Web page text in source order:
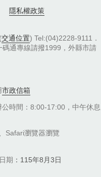
隱私權政策
交通位置) Tel:(04)2228-9111．
通專線請撥1999，外縣市請
市政信箱
公時間：8:00-17:00，中午休息
Safari瀏覽器瀏覽
期 115年8月3日